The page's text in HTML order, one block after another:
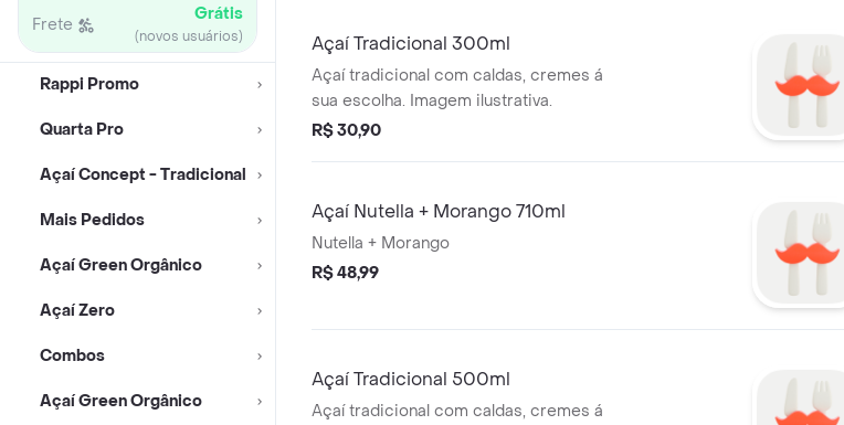
Frete Grátis
(novos usuários)
Rappi Promo
Quarta Pro
Açaí Concept - Tradicional
Mais Pedidos
Açaí Green Orgânico
Açaí Zero
Combos
Açaí Green Orgânico
Açaí Tradicional 300ml
Açaí tradicional com caldas, cremes á
sua escolha. Imagem ilustrativa.
R$ 30,90
Açaí Nutella + Morango 710ml
Nutella + Morango
R$ 48,99
Açaí Tradicional 500ml
Açaí tradicional com caldas, cremes á